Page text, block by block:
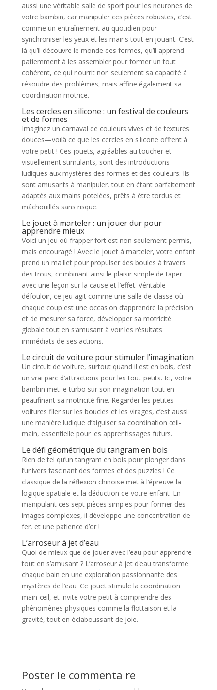
aussi une véritable salle de sport pour les neurones de
votre bambin, car manipuler ces pièces robustes, c’est
comme un entraînement au quotidien pour
synchroniser les yeux et les mains tout en jouant. C’est
là qu’il découvre le monde des formes, qu’il apprend
patiemment à les assembler pour former un tout
cohérent, ce qui nourrit non seulement sa capacité à
résoudre des problèmes, mais affine également sa
coordination motrice.
Les cercles en silicone : un festival de couleurs
et de formes
Imaginez un carnaval de couleurs vives et de textures
douces—voilà ce que les cercles en silicone offrent à
votre petit ! Ces jouets, agréables au toucher et
visuellement stimulants, sont des introductions
ludiques aux mystères des formes et des couleurs. Ils
sont amusants à manipuler, tout en étant parfaitement
adaptés aux mains potelées, prêts à être tordus et
mâchouillés sans risque.
Le jouet à marteler : un jouer dur pour
apprendre mieux
Voici un jeu où frapper fort est non seulement permis,
mais encouragé ! Avec le jouet à marteler, votre enfant
prend un maillet pour propulser des boules à travers
des trous, combinant ainsi le plaisir simple de taper
avec une leçon sur la cause et l’effet. Véritable
défouloir, ce jeu agit comme une salle de classe où
chaque coup est une occasion d’apprendre la précision
et de mesurer sa force, développer sa motricité
globale tout en s’amusant à voir les résultats
immédiats de ses actions.
Le circuit de voiture pour stimuler l’imagination
Un circuit de voiture, surtout quand il est en bois, c’est
un vrai parc d’attractions pour les tout-petits. Ici, votre
bambin met le turbo sur son imagination tout en
peaufinant sa motricité fine. Regarder les petites
voitures filer sur les boucles et les virages, c’est aussi
une manière ludique d’aiguiser sa coordination œil-
main, essentielle pour les apprentissages futurs.
Le défi géométrique du tangram en bois
Rien de tel qu’un tangram en bois pour plonger dans
l’univers fascinant des formes et des puzzles ! Ce
classique de la réflexion chinoise met à l’épreuve la
logique spatiale et la déduction de votre enfant. En
manipulant ces sept pièces simples pour former des
images complexes, il développe une concentration de
fer, et une patience d’or !
L’arroseur à jet d’eau
Quoi de mieux que de jouer avec l’eau pour apprendre
tout en s’amusant ? L’arroseur à jet d’eau transforme
chaque bain en une exploration passionnante des
mystères de l’eau. Ce jouet stimule la coordination
main-œil, et invite votre petit à comprendre des
phénomènes physiques comme la flottaison et la
gravité, tout en éclaboussant de joie.
Poster le commentaire